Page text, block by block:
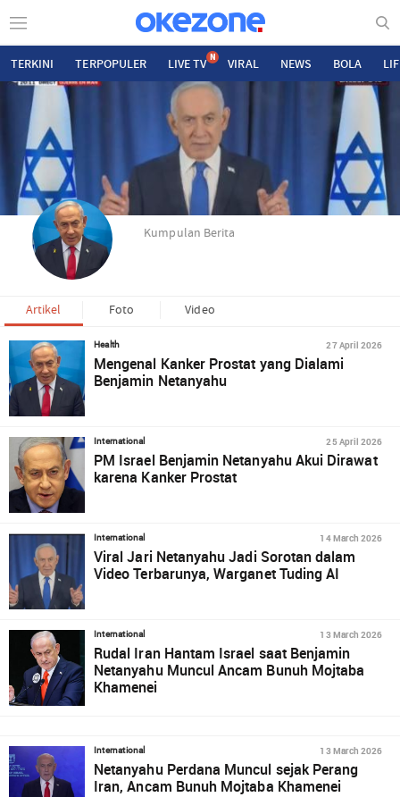
TERKINI TERPOPULER LIVE TV N VIRAL NEWS BOLA
Kumpulan Berita
Artikel Foto Video
Health 27 April 2026
Mengenal Kanker Prostat yang Dialami
Benjamin Netanyahu
International 25 April 2026
PM Israel Benjamin Netanyahu Akui Dirawat
karena Kanker Prostat
International 14 March 2026
Viral Jari Netanyahu Jadi Sorotan dalam
Video Terbarunya, Warganet Tuding AI
International 13 March 2026
Rudal Iran Hantam Israel saat Benjamin
Netanyahu Muncul Ancam Bunuh Mojtaba
Khamenei
International 13 March 2026
Netanyahu Perdana Muncul sejak Perang
Iran, Ancam Bunuh Mojtaba Khamenei